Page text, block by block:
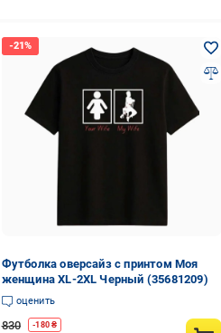
Футболка оверсайз с принтом Моя
женщина XL-2XL Черный (35681209)
оценить
830 -180₴